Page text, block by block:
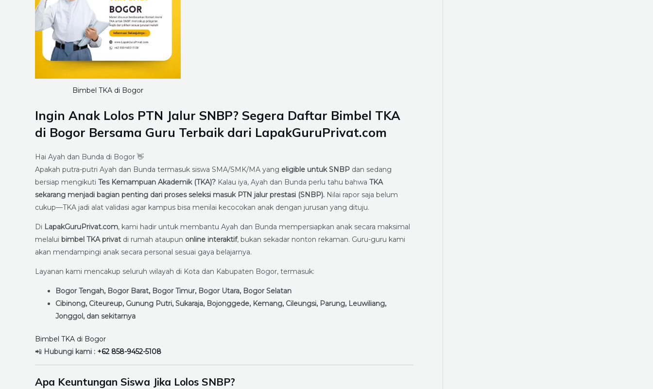
Bimbel TKA di Bogor
Ingin Anak Lolos PTN Jalur SNBP? Segera Daftar Bimbel TKA
di Bogor Bersama Guru Terbaik dari LapakGuruPrivat.com
Hai Ayah dan Bunda di Bogor 👋
Apakah putra-putri Ayah dan Bunda termasuk siswa SMA/SMK/MA yang eligible untuk SNBP dan sedang
bersiap mengikuti Tes Kemampuan Akademik (TKA)? Kalau iya, Ayah dan Bunda perlu tahu bahwa TKA
sekarang menjadi bagian penting dari proses seleksi masuk PTN jalur prestasi (SNBP). Nilai rapor saja belum
cukup—TKA jadi alat validasi agar kampus bisa menilai kecocokan anak dengan jurusan yang dituju.
Di LapakGuruPrivat.com, kami hadir untuk membantu Ayah dan Bunda mempersiapkan anak secara maksimal
melalui bimbel TKA privat di rumah ataupun online interaktif, bukan sekadar nonton rekaman. Guru-guru kami
akan mendampingi anak secara personal sesuai gaya belajarnya.
Layanan kami mencakup seluruh wilayah di Kota dan Kabupaten Bogor, termasuk:
Bogor Tengah, Bogor Barat, Bogor Timur, Bogor Utara, Bogor Selatan
Cibinong, Citeureup, Gunung Putri, Sukaraja, Bojonggede, Kemang, Cileungsi, Parung, Leuwiliang,
Jonggol, dan sekitarnya
Bimbel TKA di Bogor
📲 Hubungi kami : +62 858-9452-5108
Apa Keuntungan Siswa Jika Lolos SNBP?